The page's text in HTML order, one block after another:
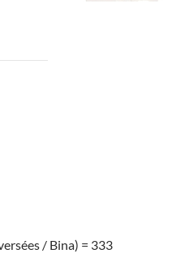
/ Bina) = 333